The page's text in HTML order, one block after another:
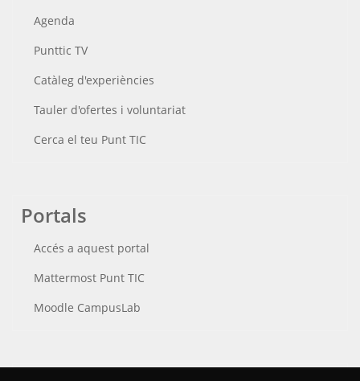
Agenda
Punttic TV
Catàleg d'experiències
Tauler d'ofertes i voluntariat
Cerca el teu Punt TIC
Portals
Accés a aquest portal
Mattermost Punt TIC
Moodle CampusLab